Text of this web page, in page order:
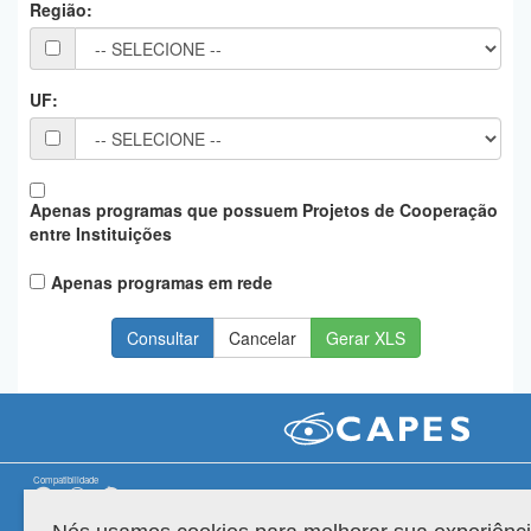
PlanaltoRegião:
UF:
Apenas programas que possuem Projetos de Cooperação
entre Instituições
Apenas programas em rede
Gerar XLS
Compatibilidade
Versão do sistema: 3.88.9 Copyright 2022 Capes. Todos os direitos reservados.